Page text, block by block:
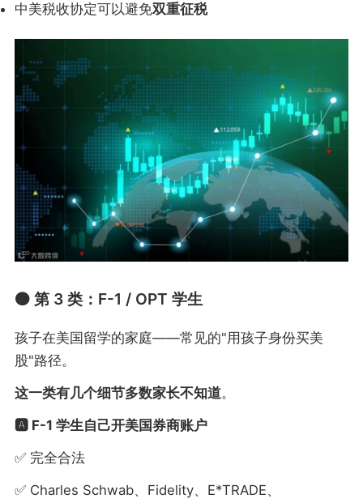
中美税收协定可以避免双重征税
🟠 第 3 类：F-1 / OPT 学生
孩子在美国留学的家庭——常见的"用孩子身份买美
股"路径。
这一类有几个细节多数家长不知道。
🅰️ F-1 学生自己开美国券商账户
✅ 完全合法
✅ Charles Schwab、Fidelity、E*TRADE、